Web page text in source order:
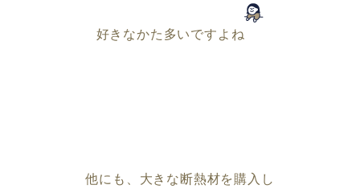
好きなかた多いですよね
他にも、 大きな断熱材を購入し